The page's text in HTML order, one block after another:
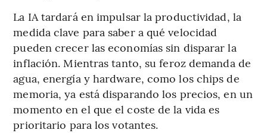
La IA tardará en impulsar la productividad, la
medida clave para saber a qué velocidad
pueden crecer las economías sin disparar la
inflación. Mientras tanto, su feroz demanda de
agua, energía y hardware, como los chips de
memoria, ya está disparando los precios, en un
momento en el que el coste de la vida es
prioritario para los votantes.